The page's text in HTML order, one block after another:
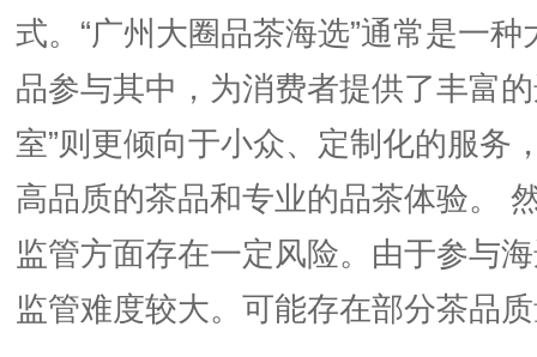
式。“广州大圈品茶海选”通常是一
品参与其中，为消费者提供了丰富
室”则更倾向于小众、定制化的服务
高品质的茶品和专业的品茶体验。
监管方面存在一定风险。由于参与
监管难度较大。可能存在部分茶品